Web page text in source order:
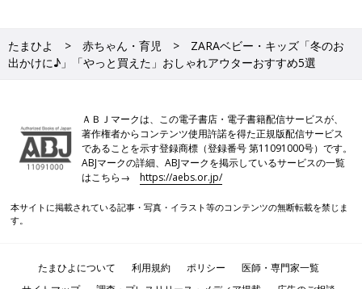
たまひよ 赤ちゃん・育児
ZARAベビー・キッズ「冬のお
出かけに♪」「やっと買えた」おしゃれアウターおすすめ5選
ＡＢＪマークは、この電子書店・電子書籍配信サービスが、
著作権者からコンテンツ使用許諾を得た正規版配信サービス
であることを示す登録商標（登録番号 第11091000号）です。
ABJマークの詳細、ABJマークを掲示しているサービスの一覧
はこちら→https://aebs.or.jp/
本サイトに掲載されている記事・写真・イラスト等のコンテンツの無断転載を禁じま
す。
たまひよについて 利用規約 ポリシー
医師・専門家一覧